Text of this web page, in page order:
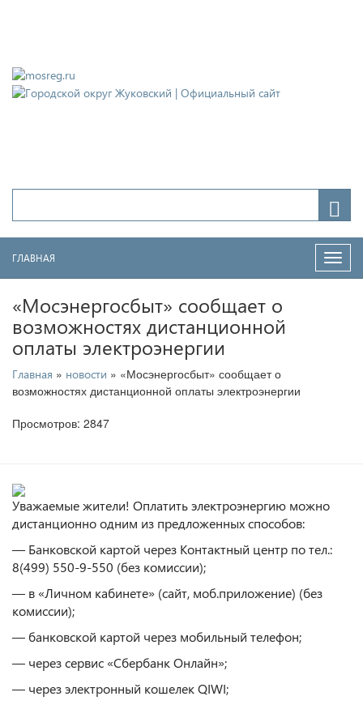
ГЛАВНАЯ
«Мосэнергосбыт» сообщает о
возможностях дистанционной
оплаты электроэнергии
Главная » новости » «Мосэнергосбыт» сообщает о
возможностях дистанционной оплаты электроэнергии
Просмотров: 2847
Уважаемые жители! Оплатить электроэнергию можно
дистанционно одним из предложенных способов:
— Банковской картой через Контактный центр по тел.:
8(499) 550-9-550 (без комиссии);
— в «Личном кабинете» (сайт, моб.приложение) (без
комиссии);
— банковской картой через мобильный телефон;
— через сервис «Сбербанк Онлайн»;
— через электронный кошелек QIWI;